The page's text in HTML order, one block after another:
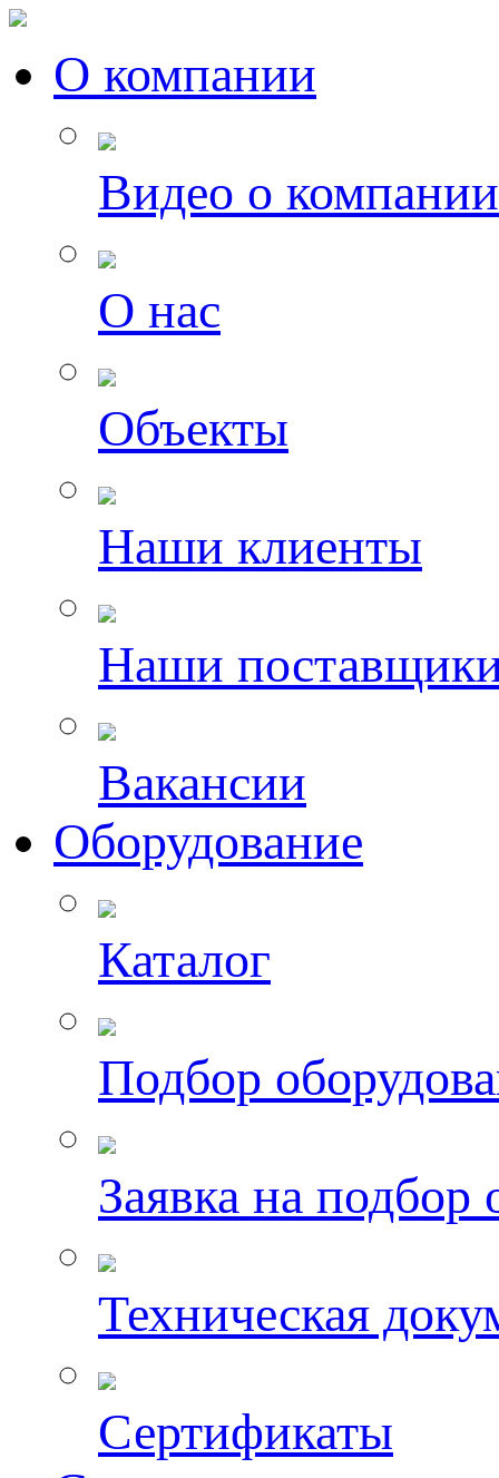
О компании
Видео о компании
О нас
Объекты
Наши клиенты
Наши
Вакансии
Оборудование
Каталог
Подбор
Заявка на подбор
Техническая
Сертификаты